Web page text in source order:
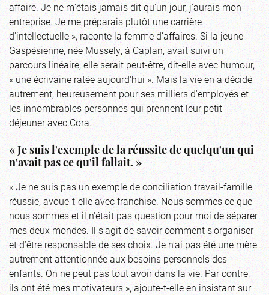
affaire. Je ne m'étais jamais dit qu'un jour, j'aurais mon
entreprise. Je me préparais plutôt une carrière
d'intellectuelle », raconte la femme d’affaires. Si la jeune
Gaspésienne, née Mussely, à Caplan, avait suivi un
parcours linéaire, elle serait peut-être, dit-elle avec humour,
« une écrivaine ratée aujourd'hui ». Mais la vie en a décidé
autrement; heureusement pour ses milliers d'employés et
les innombrables personnes qui prennent leur petit
déjeuner avec Cora.
« Je suis l'exemple de la réussite de quelqu'un qui
n'avait pas ce qu'il fallait. »
« Je ne suis pas un exemple de conciliation travail-famille
réussie, avoue-t-elle avec franchise. Nous sommes ce que
nous sommes et il n'était pas question pour moi de séparer
mes deux mondes. Il s'agit de savoir comment s'organiser
et d’être responsable de ses choix. Je n'ai pas été une mère
autrement attentionnée aux besoins personnels des
enfants. On ne peut pas tout avoir dans la vie. Par contre,
ils ont été mes motivateurs », ajoute-t-elle en insistant sur